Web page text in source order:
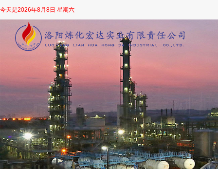
今天是2026年8月8日 星期六